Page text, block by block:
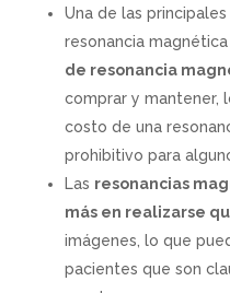
Una de las
resonancia magnética
de resonancia
comprar y mantener,
costo de una
prohibitivo para
Las resonancias
más en realizarse
imágenes, lo que
pacientes que son